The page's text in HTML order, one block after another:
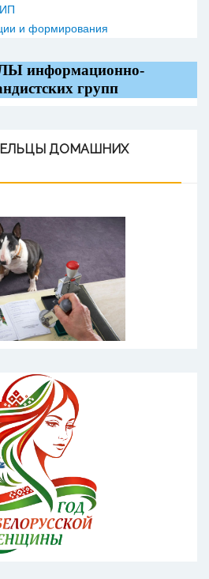
и формирования
информационно-
групп
ДОМАШНИХ